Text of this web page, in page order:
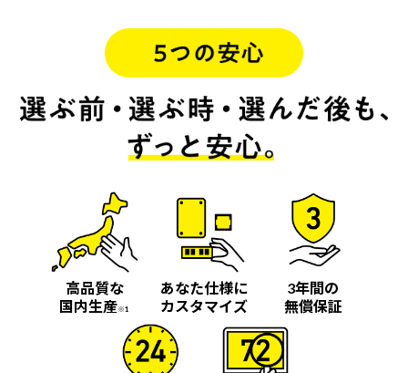
高品質な
国内生産※1
あなた仕様に
カスタマイズ
3年間の
無償保証